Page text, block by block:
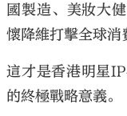
國製造、美妝大
懷降維打擊全球消
這才是香港明星IP
的終極戰略意義。